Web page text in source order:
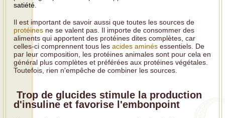
satiété
Il est important de savoir aussi que toutes les sources de
protéines ne se valent pas. Il importe de consommer des
aliments qui apportent des protéines dites complètes, car
celles-ci comprennent tous les acides aminés essentiels. De
par leur composition, les protéines animales sont pour cela en
général plus complètes et préférées aux protéines végétales.
Toutefois, rien n'empêche de combiner les sources.
Trop de glucides stimule la production
d'insuline et favorise l'embonpoint